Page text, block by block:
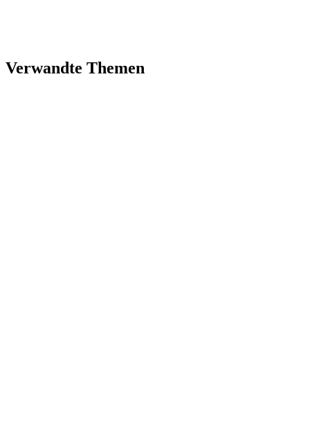
Verwandte Themen